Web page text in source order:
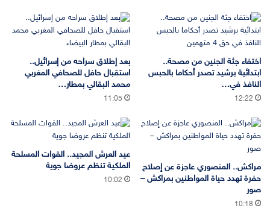
اختفاء جثة الجنين من مصحة..
ابتدائية برشيد تصدر أحكاما بالحبس
النافذ في…
12:22
بعد إطلاق سراحه من إسرائيل..
استقبال حافل للصحافي المغربي
محمد البقالي بمطار…
11:05
مراكش.. المنصوري عاجزة عن إصلاح
حفرة تهدد حياة المواطنين بمراكش –
صور
10:18
عيد العرش المجيد.. القوات المسلحة
الملكية تنظم عروضا جوية
10:02